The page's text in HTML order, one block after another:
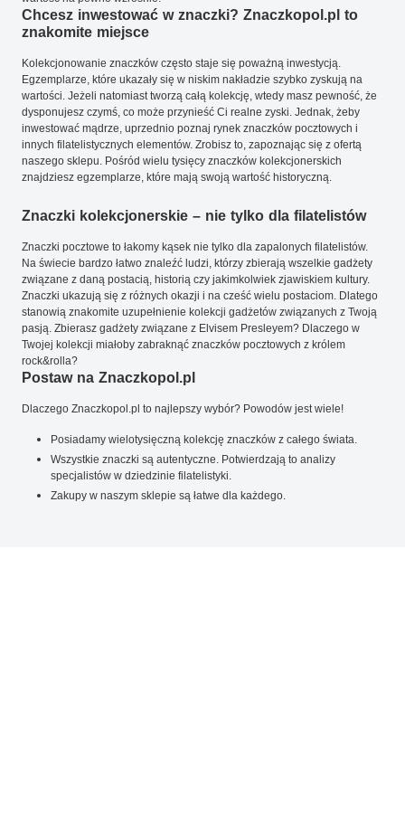
Chcesz inwestować w znaczki? Znaczkopol.pl to
znakomite miejsce
Kolekcjonowanie znaczków często staje się poważną inwestycją.
Egzemplarze, które ukazały się w niskim nakładzie szybko zyskują na
wartości. Jeżeli natomiast tworzą całą kolekcję, wtedy masz pewność, że
dysponujesz czymś, co może przynieść Ci realne zyski. Jednak, żeby
inwestować mądrze, uprzednio poznaj rynek znaczków pocztowych i
innych filatelistycznych elementów. Zrobisz to, zapoznając się z ofertą
naszego sklepu. Pośród wielu tysięcy znaczków kolekcjonerskich
znajdziesz egzemplarze, które mają swoją wartość historyczną.
Znaczki kolekcjonerskie – nie tylko dla filatelistów
Znaczki pocztowe to łakomy kąsek nie tylko dla zapalonych filatelistów.
Na świecie bardzo łatwo znaleźć ludzi, którzy zbierają wszelkie gadżety
związane z daną postacią, historią czy jakimkolwiek zjawiskiem kultury.
Znaczki ukazują się z różnych okazji i na cześć wielu postaciom. Dlatego
stanowią znakomite uzupełnienie kolekcji gadżetów związanych z Twoją
pasją. Zbierasz gadżety związane z Elvisem Presleyem? Dlaczego w
Twojej kolekcji miałoby zabraknąć znaczków pocztowych z królem
rock&rolla?
Postaw na Znaczkopol.pl
Dlaczego Znaczkopol.pl to najlepszy wybór? Powodów jest wiele!
Posiadamy wielotysięczną kolekcję znaczków z całego świata.
Wszystkie znaczki są autentyczne. Potwierdzają to analizy
specjalistów w dziedzinie filatelistyki.
Zakupy w naszym sklepie są łatwe dla każdego.